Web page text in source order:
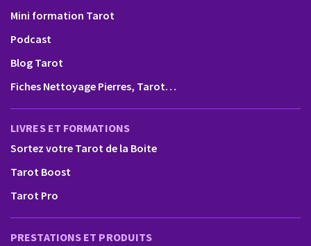
Mini formation Tarot
Podcast
Blog Tarot
Fiches Nettoyage Pierres, Tarot…
LIVRES ET FORMATIONS
Sortez votre Tarot de la Boite
Tarot Boost
Tarot Pro
PRESTATIONS ET PRODUITS